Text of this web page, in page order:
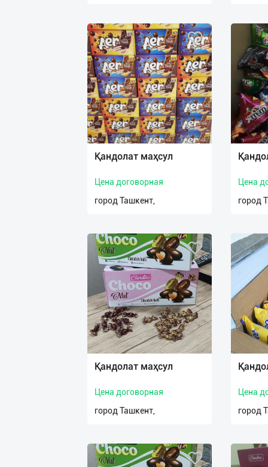
Қандолат маҳсул
Цена договорная
город Ташкент,
Цена
город
Қандолат маҳсул
Цена договорная
город Ташкент,
Цена
город